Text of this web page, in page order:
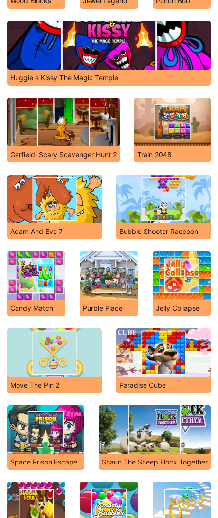
Huggie e Kissy The Magic Temple
Garfield: Scary Scavenger Hunt 2 Train 2048
Adam And Eve 7 Bubble Shooter Raccoon
Candy Match Purble Place Jelly Collapse
Move The Pin 2 Paradise Cube
Space Prison Escape Shaun The Sheep Flock Together